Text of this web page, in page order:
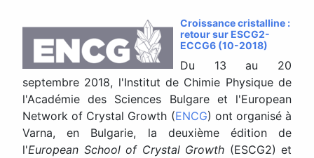
Croissance cristalline :
retour sur ESCG2-
ECCG6 (10-2018)
Du 13 au 20
septembre 2018, l'Institut de Chimie Physique de
l'Académie des Sciences Bulgare et l'European
Network of Crystal Growth (ENCG) ont organisé à
Varna, en Bulgarie, la deuxième édition de
l'European School of Crystal Growth (ESCG2) et